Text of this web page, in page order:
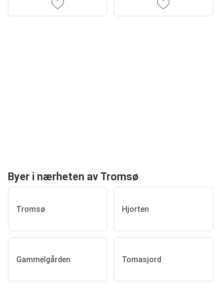
Byer i nærheten av Tromsø
Tromsø Hjorten
Gammelgården Tomasjord